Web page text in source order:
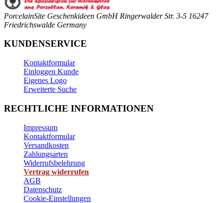
PorcelainSite Geschenkideen GmbH Ringerwalder Str. 3-5 16247
Friedrichswalde Germany
KUNDENSERVICE
Kontaktformular
Einloggen Kunde
Eigenes Logo
Erweiterte Suche
RECHTLICHE INFORMATIONEN
Impressum
Kontaktformular
Versandkosten
Zahlungsarten
Widerrufsbelehrung
Vertrag widerrufen
AGB
Datenschutz
Cookie-Einstellungen